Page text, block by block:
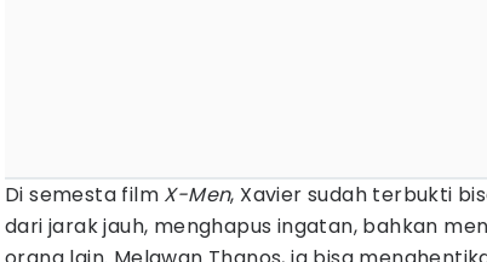
Di semesta film X-Men, Xavier sudah terbukti
dari jarak jauh, menghapus ingatan, bahkan